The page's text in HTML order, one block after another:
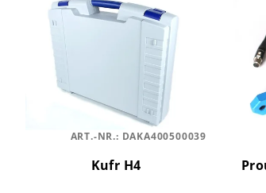
Kufr H4
ART.-NR.: DAKA400500039